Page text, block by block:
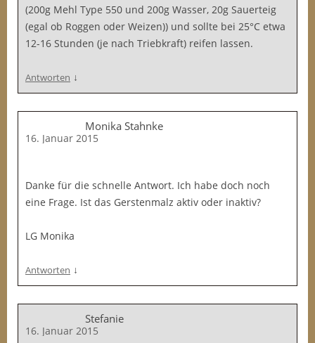
(200g Mehl Type 550 und 200g Wasser, 20g Sauerteig
(egal ob Roggen oder Weizen)) und sollte bei 25°C etwa
12-16 Stunden (je nach Triebkraft) reifen lassen.
Antworten ↓
Monika Stahnke
16. Januar 2015
Danke für die schnelle Antwort. Ich habe doch noch
eine Frage. Ist das Gerstenmalz aktiv oder inaktiv?
LG Monika
Antworten ↓
Stefanie
16. Januar 2015